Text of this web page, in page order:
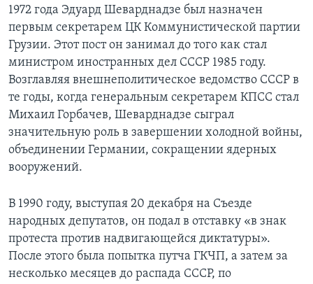
1972 года Эдуард Шеварднадзе был назначен
первым секретарем ЦК Коммунистической партии
Грузии. Этот пост он занимал до того как стал
министром иностранных дел СССР 1985 году.
Возглавляя внешнеполитическое ведомство СССР в
те годы, когда генеральным секретарем КПСС стал
Михаил Горбачев, Шеварднадзе сыграл
значительную роль в завершении холодной войны,
объединении Германии, сокращении ядерных
вооружений.
В 1990 году, выступая 20 декабря на Съезде
народных депутатов, он подал в отставку «в знак
протеста против надвигающейся диктатуры».
После этого была попытка путча ГКЧП, а затем за
несколько месяцев до распада СССР, по